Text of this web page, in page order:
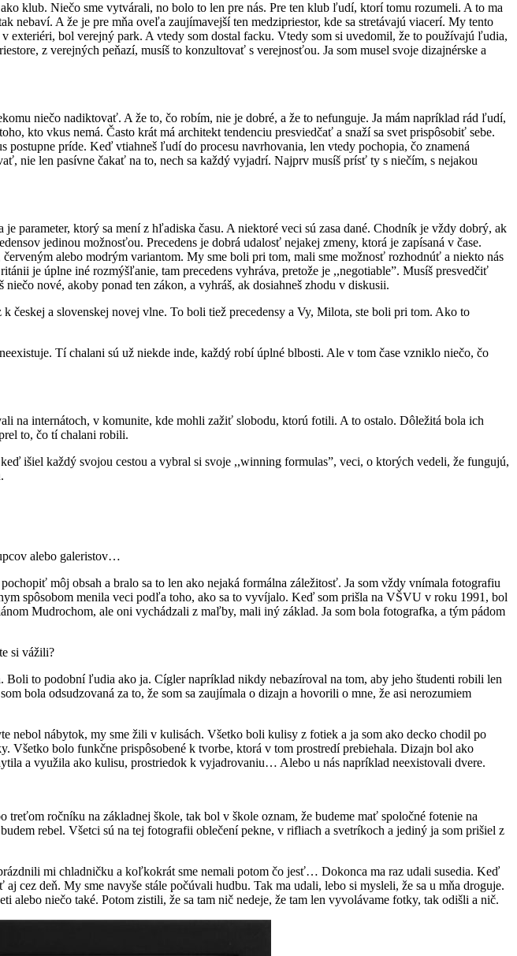
klub. Niečo sme vytvárali, no bolo to len pre nás. Pre ten klub ľudí, ktorí tomu rozumeli. A to ma
A že je pre mňa oveľa zaujímavejší ten medzipriestor, kde sa stretávajú viacerí. My tento
exteriéri, bol verejný park. A vtedy som dostal facku. Vtedy som si uvedomil, že to používajú ľudia,
z verejných peňazí, musíš to konzultovať s verejnosťou. Ja som musel svoje dizajnérske a
niečo nadiktovať. A že to, čo robím, nie je dobré, a že to nefunguje. Ja mám napríklad rád ľudí,
kto vkus nemá. Často krát má architekt tendenciu presviedčať a snaží sa svet prispôsobiť sebe.
príde. Keď vtiahneš ľudí do procesu navrhovania, len vtedy pochopia, čo znamená
nie len pasívne čakať na to, nech sa každý vyjadrí. Najprv musíš prísť ty s niečím, s nejakou
parameter, ktorý sa mení z hľadiska času. A niektoré veci sú zasa dané. Chodník je vždy dobrý, ak
jedinou možnosťou. Precedens je dobrá udalosť nejakej zmeny, ktorá je zapísaná v čase.
alebo modrým variantom. My sme boli pri tom, mali sme možnosť rozhodnúť a niekto nás
je úplne iné rozmýšľanie, tam precedens vyhráva, pretože je ,,negotiable”. Musíš presvedčiť
nové, akoby ponad ten zákon, a vyhráš, ak dosiahneš zhodu v diskusii.
českej a slovenskej novej vlne. To boli tiež precedensy a Vy, Milota, ste boli pri tom. Ako to
Tí chalani sú už niekde inde, každý robí úplné blbosti. Ale v tom čase vzniklo niečo, čo
na internátoch, v komunite, kde mohli zažiť slobodu, ktorú fotili. A to ostalo. Dôležitá bola ich
to, čo tí chalani robili.
išiel každý svojou cestou a vybral si svoje ,,winning formulas”, veci, o ktorých vedeli, že fungujú,
alebo galeristov…
môj obsah a bralo sa to len ako nejaká formálna záležitosť. Ja som vždy vnímala fotografiu
spôsobom menila veci podľa toho, ako sa to vyvíjalo. Keď som prišla na VŠVU v roku 1991, bol
Mudrochom, ale oni vychádzali z maľby, mali iný základ. Ja som bola fotografka, a tým pádom
si vážili?
to podobní ľudia ako ja. Cígler napríklad nikdy nebazíroval na tom, aby jeho študenti robili len
bola odsudzovaná za to, že som sa zaujímala o dizajn a hovorili o mne, že asi nerozumiem
nebol nábytok, my sme žili v kulisách. Všetko boli kulisy z fotiek a ja som ako decko chodil po
bolo funkčne prispôsobené k tvorbe, ktorá v tom prostredí prebiehala. Dizajn bol ako
a využila ako kulisu, prostriedok k vyjadrovaniu… Alebo u nás napríklad neexistovali dvere.
ročníku na základnej škole, tak bol v škole oznam, že budeme mať spoločné fotenie na
rebel. Všetci sú na tej fotografii oblečení pekne, v rifliach a svetríkoch a jediný ja som prišiel z
mi chladničku a koľkokrát sme nemali potom čo jesť… Dokonca ma raz udali susedia. Keď
deň. My sme navyše stále počúvali hudbu. Tak ma udali, lebo si mysleli, že sa u mňa droguje.
niečo také. Potom zistili, že sa tam nič nedeje, že tam len vyvolávame fotky, tak odišli a nič.